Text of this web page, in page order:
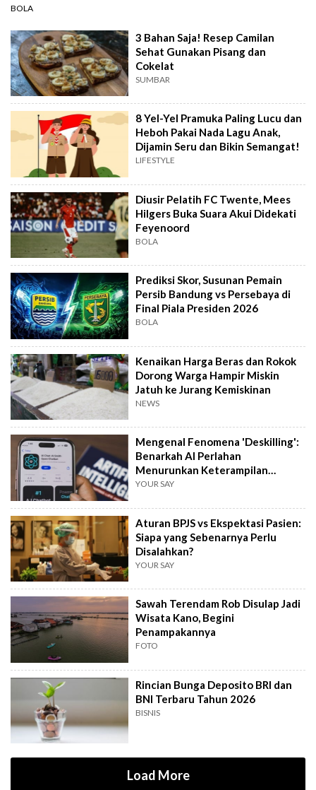
BOLA
3 Bahan Saja! Resep Camilan
Sehat Gunakan Pisang dan
Cokelat
SUMBAR
8 Yel-Yel Pramuka Paling Lucu dan
Heboh Pakai Nada Lagu Anak,
Dijamin Seru dan Bikin Semangat!
LIFESTYLE
Diusir Pelatih FC Twente, Mees
Hilgers Buka Suara Akui Didekati
Feyenoord
BOLA
Prediksi Skor, Susunan Pemain
Persib Bandung vs Persebaya di
Final Piala Presiden 2026
BOLA
Kenaikan Harga Beras dan Rokok
Dorong Warga Hampir Miskin
Jatuh ke Jurang Kemiskinan
NEWS
Mengenal Fenomena 'Deskilling':
Benarkah AI Perlahan
Menurunkan Keterampilan
Berpikir Manusia?
YOUR SAY
Aturan BPJS vs Ekspektasi Pasien:
Siapa yang Sebenarnya Perlu
Disalahkan?
YOUR SAY
Sawah Terendam Rob Disulap Jadi
Wisata Kano, Begini
Penampakannya
FOTO
Rincian Bunga Deposito BRI dan
BNI Terbaru Tahun 2026
BISNIS
Load More